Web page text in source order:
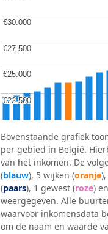
€22.500
€22.500
€25.000
€25.000
€27.500
€27.500
€30.000
€30.000
Bovenstaande grafiek
per gebied in België.
van het inkomen. De
(blauw), 5 wijken (oranje
(paars), 1 gewest (roze)
weergegeven. Alle
waarvoor inkomensdata
om de naam en waarde